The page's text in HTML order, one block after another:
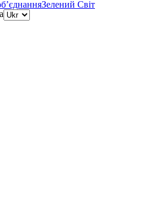
Зелений Світ